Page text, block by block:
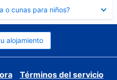
o cunas para niños?
alojamiento
Términos del servicio